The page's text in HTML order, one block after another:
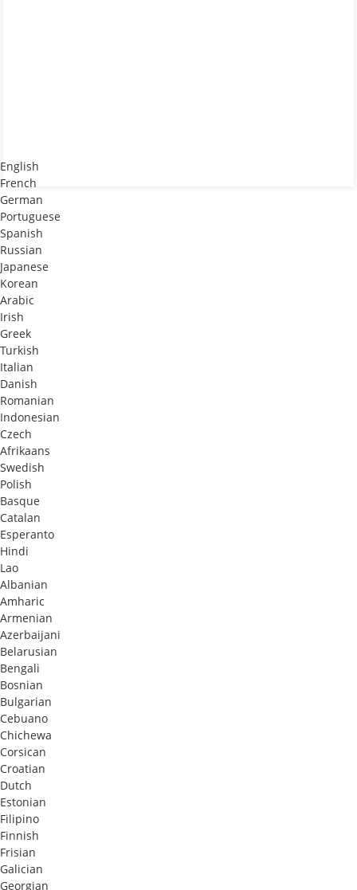
English
French
German
Portuguese
Spanish
Russian
Japanese
Korean
Arabic
Irish
Greek
Turkish
Italian
Danish
Romanian
Indonesian
Czech
Afrikaans
Swedish
Polish
Basque
Catalan
Esperanto
Hindi
Lao
Albanian
Amharic
Armenian
Azerbaijani
Belarusian
Bengali
Bosnian
Bulgarian
Cebuano
Chichewa
Corsican
Croatian
Dutch
Estonian
Filipino
Finnish
Frisian
Galician
Georgian